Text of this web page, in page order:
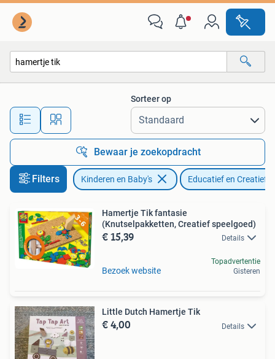
Alle afstanden…
Sorteer op
Bewaar je zoekopdracht
Filters Kinderen en Baby's Educatief en Creatief
Hamertje Tik fantasie
(Knutselpakketten, Creatief speelgoed)
€ 15,39 Details
Bezoek website
Topadvertentie
Gisteren
Little Dutch Hamertje Tik
€ 4,00 Details